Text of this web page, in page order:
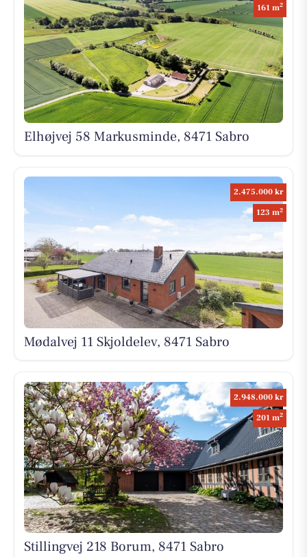
161 m2
Elhøjvej 58 Markusminde, 8471 Sabro
2.475.000 kr
123 m2
Mødalvej 11 Skjoldelev, 8471 Sabro
2.948.000 kr
201 m2
Stillingvej 218 Borum, 8471 Sabro